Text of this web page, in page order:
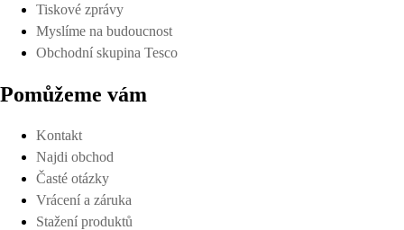
Tiskové zprávy
Myslíme na budoucnost
Obchodní skupina Tesco
Pomůžeme vám
Kontakt
Najdi obchod
Časté otázky
Vrácení a záruka
Stažení produktů